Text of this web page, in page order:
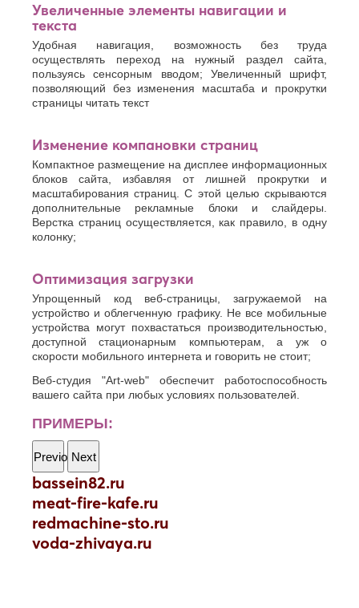
Люберцы
М
Магнитогорск
Майкоп
Махачкала
Миасс
Мурманск
Мытищи
Н
Набережные
Челны
Нефтекамск
Химки
Ч
Чебоксары
Челябинск
Череповец
Черкесск
Шахты
Э
Электросталь
Я
Ярославль
Увеличенные элементы навигации и
текста
Удобная навигация, возможность без труда
осуществлять переход на нужный раздел сайта,
пользуясь сенсорным вводом; Увеличенный шрифт,
позволяющий без изменения масштаба и прокрутки
страницы читать текст
Изменение компановки страниц
Компактное размещение на дисплее информационных
блоков сайта, избавляя от лишней прокрутки и
масштабирования страниц. С этой целью скрываются
дополнительные рекламные блоки и слайдеры.
Верстка страниц осуществляется, как правило, в одну
колонку;
Оптимизация загрузки
Упрощенный код веб-страницы, загружаемой на
устройство и облегченную графику. Не все мобильные
устройства могут похвастаться производительностью,
доступной стационарным компьютерам, а уж о
скорости мобильного интернета и говорить не стоит;
Веб-студия "Art-web" обеспечит работоспособность
вашего сайта при любых условиях пользователей.
ПРИМЕРЫ:
PreviousNext
bassein82.ru
meat-fire-kafe.ru
redmachine-sto.ru
voda-zhivaya.ru